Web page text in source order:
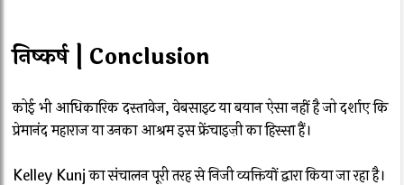
निष्कर्ष | Conclusion
कोई भी आधिकारिक दस्तावेज, वेबसाइट या बयान ऐसा नहीं है जो दर्शाए कि
प्रेमानंद महाराज या उनका आश्रम इस फ्रेंचाइज़ी का हिस्सा हैं।
Kelley Kunj का संचालन पूरी तरह से निजी व्यक्तियों द्वारा किया जा रहा है।